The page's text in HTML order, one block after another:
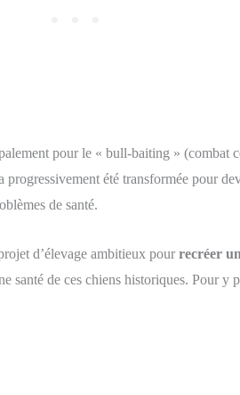
pour le « bull-baiting » (combat
été transformée pour
de santé.
d’élevage ambitieux pour recréer
santé de ces chiens historiques. Pour y